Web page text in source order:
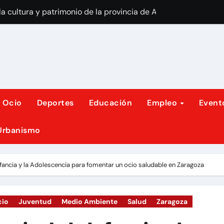
cultura y patrimonio de la provincia de A Coruña a través
Mañana
«La Granja»
Vox aumenta su presencia.
la plaza del Pilar en punto de encuentro cultural
Ponle Freno 2026 en Zaragoza para apoyar a las víctimas
para una Zaragoza más verde.
Deportes Educación Empleo
y la Adolescencia para fomentar un ocio saludable en Zaragoza
Juventud Medio Ambiente Salud Zaragoza